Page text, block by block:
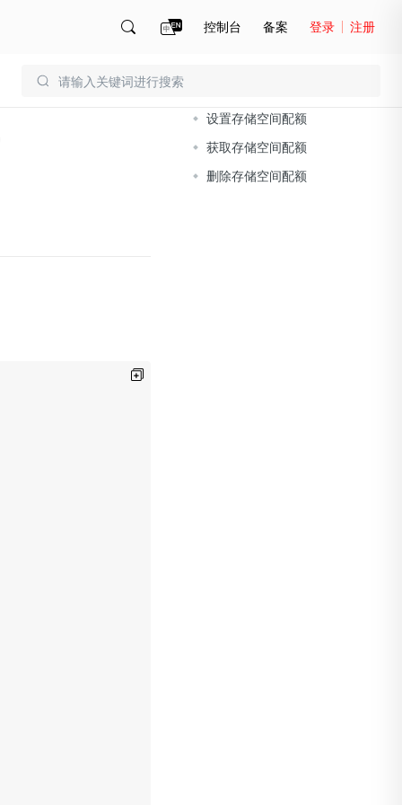
控制台 备案 登录 注册
设置存储空间配额
获取存储空间配额
删除存储空间配额